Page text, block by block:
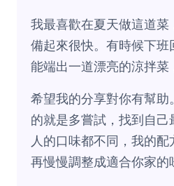
我最喜歡在夏天做這道
備起來很快。有時候下
能端出一道漂亮的涼拌菜
希望我的分享對你有幫
的就是多嘗試，找到自
人的口味都不同，我的配
再慢慢調整成適合你家的